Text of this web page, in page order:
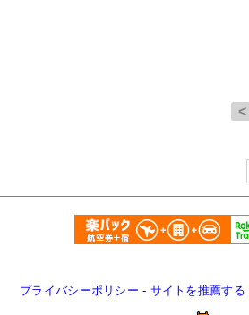
プライバシーポリシー - サイトを推薦する